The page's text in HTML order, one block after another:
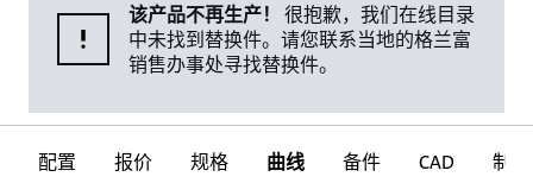
该产品不再生产！
很抱歉，我们在线目录
中未找到替换件。请您联系当地的格兰富
销售办事处寻找替换件。
配置 报价 规格 曲线 备件 CAD 制图